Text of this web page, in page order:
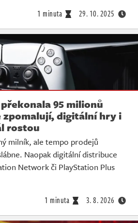
1 minuta 29. 10. 2025
95 milionů
zpomalují, digitální hry i
rostou
milník, ale tempo prodejů
Naopak digitální distribuce
Network či PlayStation Plus
1 minuta 3. 8. 2026